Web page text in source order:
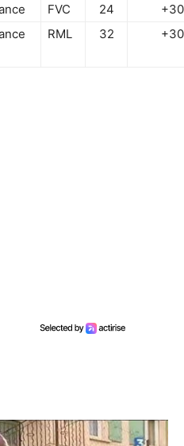
FVC 24
+30
RML 32 +30